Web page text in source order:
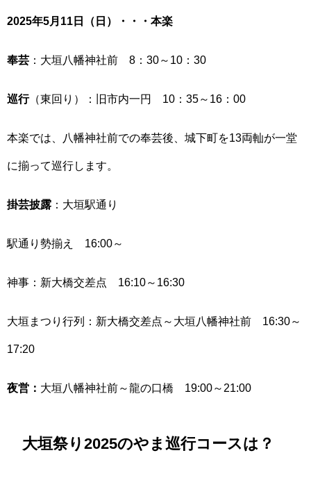
2025年5月11日（日）・・・本楽
奉芸 ：大垣八幡神社前 8：30～10：30
巡行（東回り）：旧市内一円 10：35～16：00
本楽では、八幡神社前での奉芸後、城下町を13両軕が一堂
に揃って巡行します。
掛芸披露 ：大垣駅通り
駅通り勢揃え 16:00～
神事：新大橋交差点 16:10～16:30
大垣まつり行列：新大橋交差点～大垣八幡神社前 16:30～
17:20
夜営： 大垣八幡神社前～龍の口橋 19:00～21:00
大垣祭り2025のやま巡行コースは？